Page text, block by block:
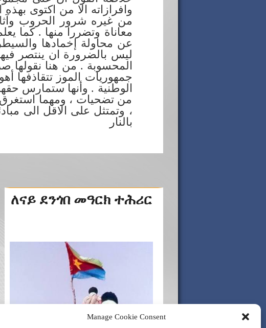
Manage Cookie Consent
وافرازاته الا من اكتوى
من غيره شرور الحروب
معاناة وتضررا منها . كما
عن محاولة إخمادها
ليس بالضرورة ان ينتصر
المحسوبة . من هنا نقولها
جمهوريات الموز تتقاذفها
الوطنية . وأنها ستمارس
من تضحيات ، ومهما
، وتمتثل على الاقل الى
بالنار
ለናይ ደንጎበ መዓርክ ተሕሪር